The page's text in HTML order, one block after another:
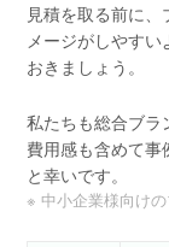
見積を取る前に
メージがしやすい
おきましょう。
私たちも総合ブ
費用感も含めて
と幸いです。
※ 中小企業様向け